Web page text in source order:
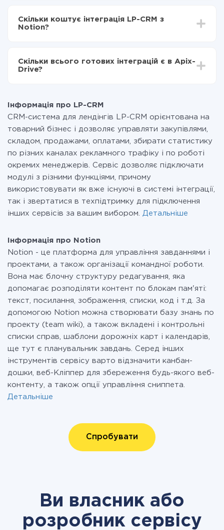
LP-CRM в Notion
становити від 5-ти до 30-хвилин. У середньому
налаштування займає 10-15 хвилин.
Скільки коштує інтеграція LP-CRM з
Notion?
Ви оплачуєте лише кількість даних, які за фактом
передаються з однієї вашої системи в іншу через
при необхідності. Детальніше про
Скільки всього готових інтеграцій є в Apix-
Drive?
Інформація про LP-CRM
CRM-система для лендінгів LP-CRM орієнтована на
товарний бізнес і дозволяє управляти закупівлями,
складом, продажами, оплатами, збирати статистику
по різних каналах рекламного трафіку і по роботі
окремих менеджерів. Сервіс дозволяє підключати
модулі з різними функціями, причому
використовувати як вже існуючі в системі інтеграції,
так і звертатися в техпідтримку для підключення
інших сервісів за вашим вибором. Детальніше
Інформація про Notion
Notion - це платформа для управління завданнями і
проектами, а також організації командної роботи.
Вона має блочну структуру редагування, яка
допомагає розподіляти контент по блокам пам'яті:
текст, посилання, зображення, списки, код і т.д. За
допомогою Notion можна створювати базу знань по
проекту (team wiki), а також вкладені і контрольні
списки справ, шаблони дорожніх карт і календарів,
ще тут є планувальник завдань. Серед інших
інструментів сервісу варто відзначити канбан-
дошки, веб-Кліппер для збереження будь-якого веб-
контенту, а також опції управління сниппета.
Детальніше
Спробувати
Ви власник або
розробник сервісу